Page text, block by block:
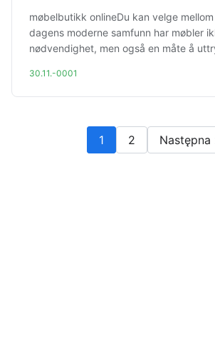
møbelbutikk onlineDu kan velge
dagens moderne samfunn har møbler
nødvendighet, men også en måte å
30.11.-0001
1 2 Następna